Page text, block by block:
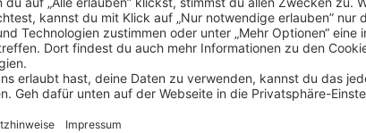
Verkaufsbereichs
von Preis- und Regalauszeichnungen